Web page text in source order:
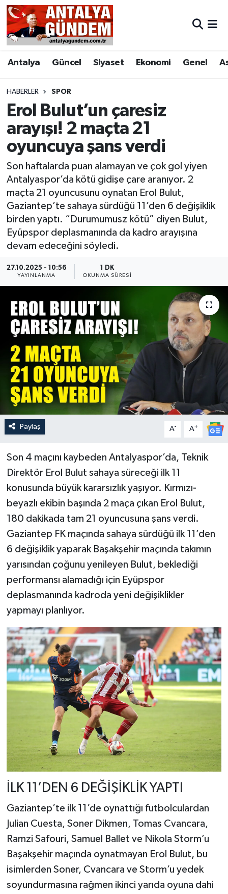
Antalya Güncel Siyaset Ekonomi Genel
HABERLER SPOR
Erol Bulut’un çaresiz
arayışı! 2 maçta 21
oyuncuya şans verdi
Son haftalarda puan alamayan ve çok gol yiyen
Antalyaspor’da kötü gidişe çare aranıyor. 2
maçta 21 oyuncusunu oynatan Erol Bulut,
Gaziantep’te sahaya sürdüğü 11’den 6 değişiklik
birden yaptı. “Durumumusz kötü” diyen Bulut,
Eyüpspor deplasmanında da kadro arayışına
devam edeceğini söyledi.
27.10.2025 - 10:56
YAYINLANMA
1 DK
OKUNMA SÜRESI
Paylaş A- A+
Son 4 maçını kaybeden Antalyaspor’da, Teknik
Direktör Erol Bulut sahaya süreceği ilk 11
konusunda büyük kararsızlık yaşıyor. Kırmızı-
beyazlı ekibin başında 2 maça çıkan Erol Bulut,
180 dakikada tam 21 oyuncusuna şans verdi.
Gaziantep FK maçında sahaya sürdüğü ilk 11’den
6 değişiklik yaparak Başakşehir maçında takımın
yarısından çoğunu yenileyen Bulut, beklediği
performansı alamadığı için Eyüpspor
deplasmanında kadroda yeni değişiklikler
yapmayı planlıyor.
İLK 11’DEN 6 DEĞİŞİKLİK YAPTI
Gaziantep’te ilk 11’de oynattığı futbolculardan
Julian Cuesta, Soner Dikmen, Tomas Cvancara,
Ramzi Safouri, Samuel Ballet ve Nikola Storm’u
Başakşehir maçında oynatmayan Erol Bulut, bu
isimlerden Soner, Cvancara ve Storm’u yedek
soyundurmasına rağmen ikinci yarıda oyuna dahi
Antalya
Asayiş
Bilim & Teknoloji
Bölge
EĞİTİM
Ekonomi
Genel
Görüntülü Haber
Güncel
Kültür & Sanat
Magazin
Resmi İlan
Sağlık & Yaşam
Siyaset
Spor
Antalya Nöbetçi Eczaneler
Antalya Hava Durumu
Antalya Namaz Vakitleri
Antalya Trafik Yoğunluk Haritası
Süper Lig Puan Durumu ve Fikstür
Tüm Manşetler
Son Dakika Haberleri
Haber Arşivi